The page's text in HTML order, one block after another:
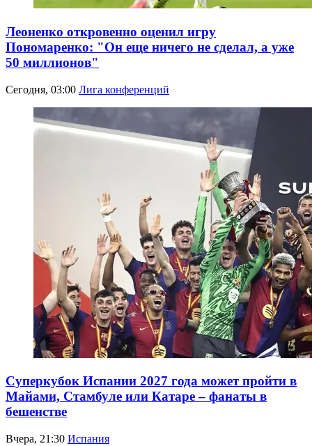
Леоненко откровенно оценил игру
Пономаренко: "Он еще ничего не сделал, а уже
50 миллионов"
Сегодня, 03:00 Лига конференций
Суперкубок Испании 2027 года может пройти в
Майами, Стамбуле или Катаре – фанаты в
бешенстве
Вчера, 21:30 Испания